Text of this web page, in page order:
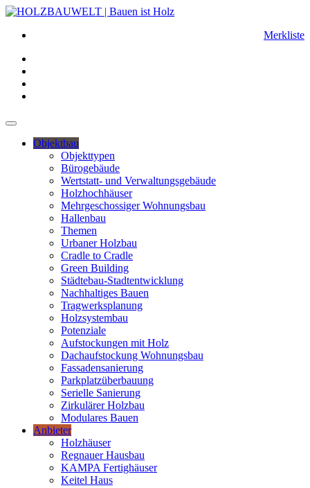
Merkliste
Objektbau
Objekttypen
Bürogebäude
Wertstatt- und Verwaltungsgebäude
Holzhochhäuser
Mehrgeschossiger Wohnungsbau
Hallenbau
Themen
Urbaner Holzbau
Cradle to Cradle
Green Building
Städtebau-Stadtentwicklung
Nachhaltiges Bauen
Tragwerksplanung
Holzsystembau
Potenziale
Aufstockungen mit Holz
Dachaufstockung Wohnungsbau
Fassadensanierung
Parkplatzüberbauung
Serielle Sanierung
Zirkulärer Holzbau
Modulares Bauen
Anbieter
Holzhäuser
Regnauer Hausbau
KAMPA Fertighäuser
Keitel Haus